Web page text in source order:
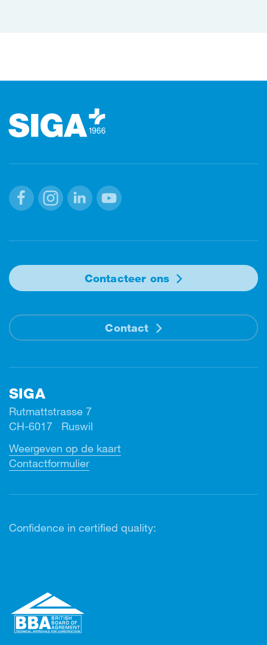
Contacteer ons
Contact
SIGA
Rutmattstrasse 7
CH-6017 Ruswil
Weergeven op de kaart
Contactformulier
Confidence in certified quality: